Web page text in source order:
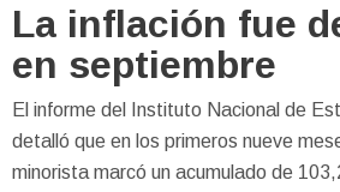
La inflación fue
en septiembre
El informe del Instituto Nacional de
detalló que en los primeros nueve
minorista marcó un acumulado de